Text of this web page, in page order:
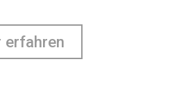
erfahren